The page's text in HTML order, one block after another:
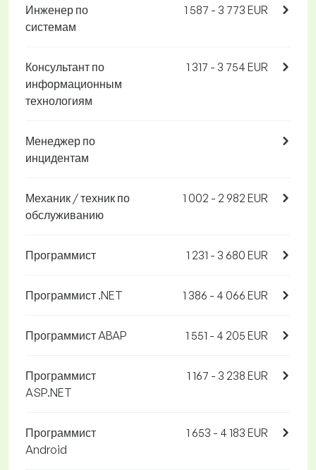
Инженер по
системам
1 587 - 3 773 EUR
Консультант по
информационным
технологиям
1 317 - 3 754 EUR
Менеджер по
инцидентам
Механик / техник по
обслуживанию
1 002 - 2 982 EUR
Программист 1 231 - 3 680 EUR
Программист .NET 1 386 - 4 066 EUR
Программист ABAP 1 551 - 4 205 EUR
Программист
ASP.NET
1 167 - 3 238 EUR
Программист
Android
1 653 - 4 183 EUR